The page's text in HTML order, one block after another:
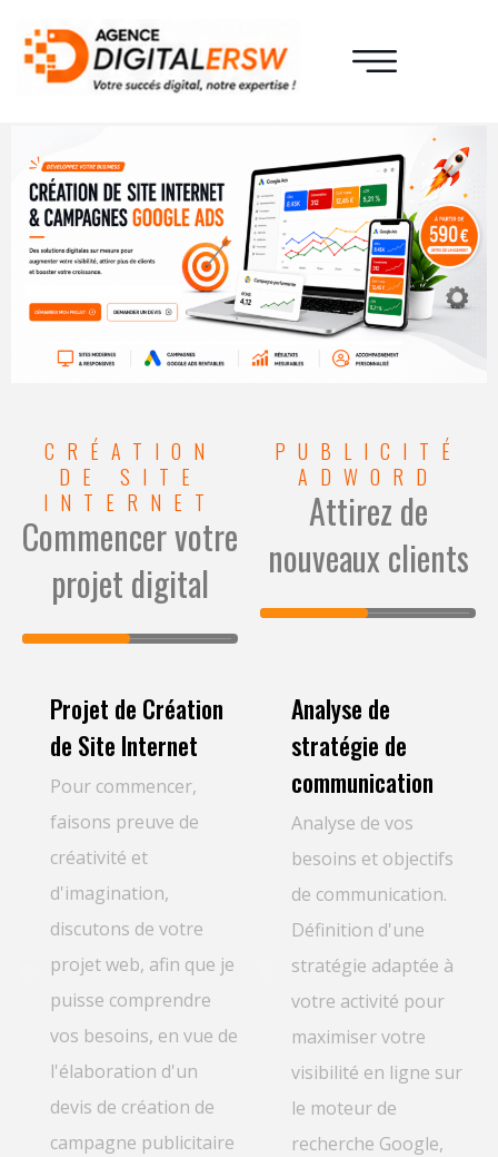
Quelque exemple de site internet
CRÉATION
DE SITE
INTERNET
Commencer votre
projet digital
PUBLICITÉ
ADWORD
Attirez de
nouveaux clients
Projet de Création
de Site Internet
Pour commencer,
faisons preuve de
créativité et
d'imagination,
discutons de votre
projet web, afin que je
puisse comprendre
vos besoins, en vue de
l'élaboration d'un
devis de création de
campagne publicitaire
Analyse de
stratégie de
communication
Analyse de vos
besoins et objectifs
de communication.
Définition d'une
stratégie adaptée à
votre activité pour
maximiser votre
visibilité en ligne sur
le moteur de
recherche Google,